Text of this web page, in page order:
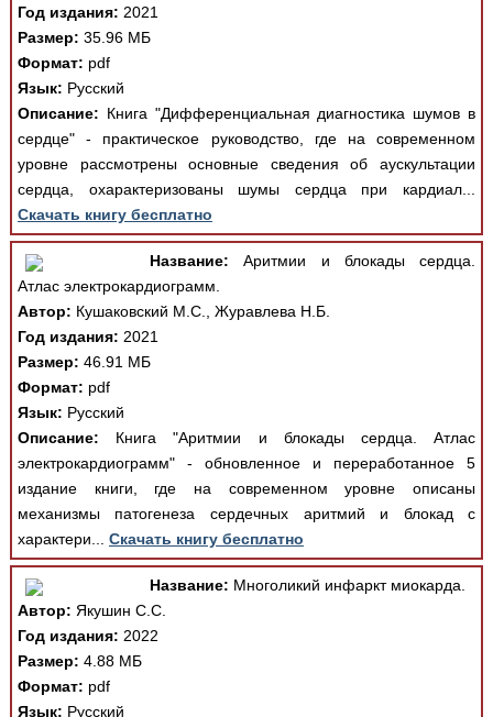
Год издания: 2021
Размер: 35.96 МБ
Формат: pdf
Язык: Русский
Описание: Книга "Дифференциальная диагностика шумов в
сердце" - практическое руководство, где на современном
уровне рассмотрены основные сведения об аускультации
сердца, охарактеризованы шумы сердца при кардиал...
Скачать книгу бесплатно
Название: Аритмии и блокады сердца.
Атлас электрокардиограмм.
Автор: Кушаковский М.С., Журавлева Н.Б.
Год издания: 2021
Размер: 46.91 МБ
Формат: pdf
Язык: Русский
Описание: Книга "Аритмии и блокады сердца. Атлас
электрокардиограмм" - обновленное и переработанное 5
издание книги, где на современном уровне описаны
механизмы патогенеза сердечных аритмий и блокад с
характери... Скачать книгу бесплатно
Название: Многоликий инфаркт миокарда.
Автор: Якушин С.С.
Год издания: 2022
Размер: 4.88 МБ
Формат: pdf
Язык: Русский